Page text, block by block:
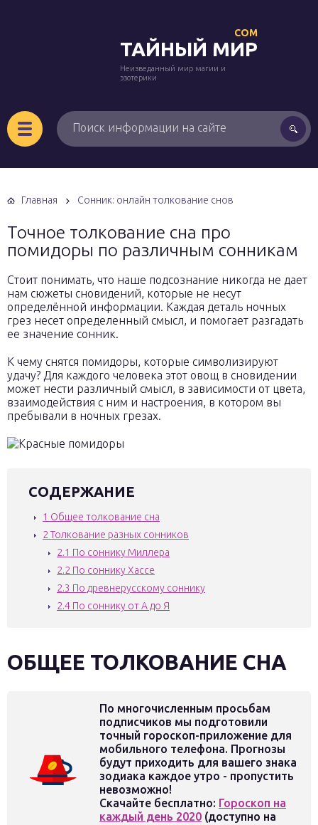
ТАЙНЫЙ МИР
COM
Неизведанный мир магии и
эзотерики
Главная Сонник: онлайн толкование снов
Точное толкование сна про
помидоры по различным сонникам
Стоит понимать, что наше подсознание никогда не дает
нам сюжеты сновидений, которые не несут
определённой информации. Каждая деталь ночных
грез несет определенный смысл, и помогает разгадать
ее значение сонник.
К чему снятся помидоры, которые символизируют
удачу? Для каждого человека этот овощ в сновидении
может нести различный смысл, в зависимости от цвета,
взаимодействия с ним и настроения, в котором вы
пребывали в ночных грезах.
СОДЕРЖАНИЕ
1 Общее толкование сна
2 Толкование разных сонников
2.1 По соннику Миллера
2.2 По соннику Хассе
2.3 По древнерусскому соннику
2.4 По соннику от А до Я
ОБЩЕЕ ТОЛКОВАНИЕ СНА
По многочисленным просьбам
подписчиков мы подготовили
точный гороскоп-приложение для
мобильного телефона. Прогнозы
будут приходить для вашего знака
зодиака каждое утро - пропустить
невозможно!
Скачайте бесплатно: Гороскоп на
каждый день 2020 (доступно на